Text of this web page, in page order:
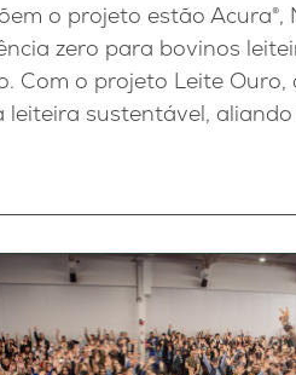
o projeto estão Acura®,
zero para bovinos
Com o projeto Leite Ouro,
sustentável,